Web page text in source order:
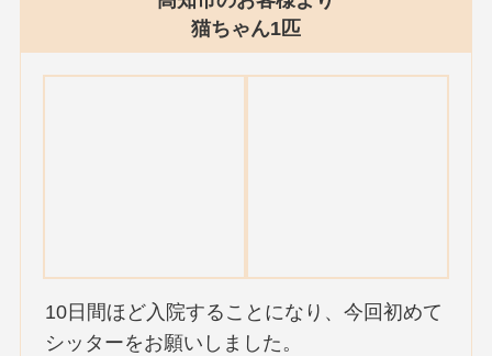
猫ちゃん1匹
10日間ほど入院することになり、今回初めて
シッターをお願いしました。